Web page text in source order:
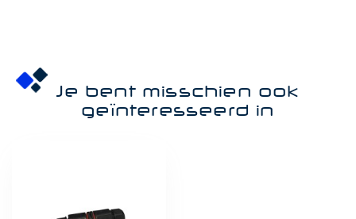
Je bent misschien ook
geïnteresseerd in